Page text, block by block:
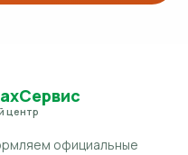
центр
официальные